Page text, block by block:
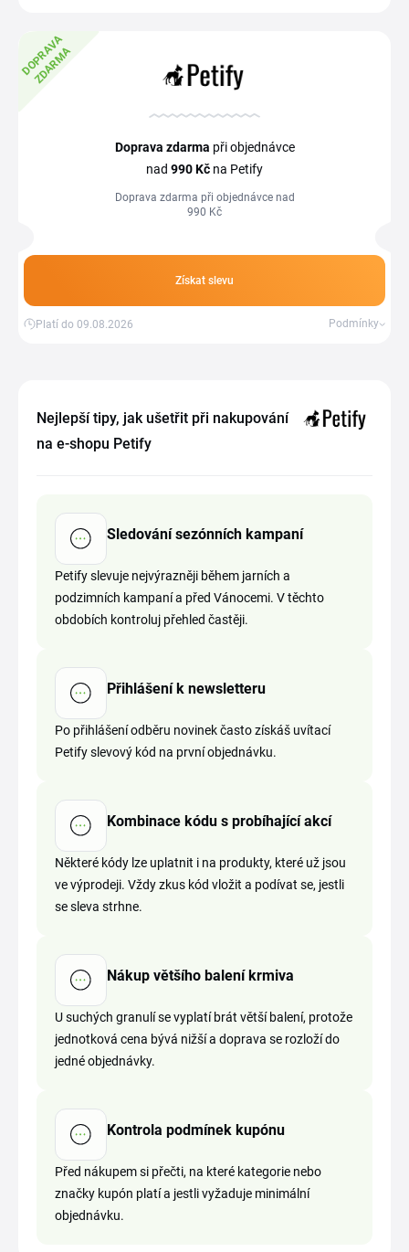
D
O
P
R
A
V
A
Z
D
A
R
M
A
Doprava zdarma při objednávce
nad 990 Kč na Petify
Doprava zdarma při objednávce nad
990 Kč
Získat slevu
Platí do 09.08.2026 Podmínky
Nejlepší tipy, jak ušetřit při nakupování
na e-shopu Petify
Sledování sezónních kampaní
Petify slevuje nejvýrazněji během jarních a
podzimních kampaní a před Vánocemi. V těchto
obdobích kontroluj přehled častěji.
Přihlášení k newsletteru
Po přihlášení odběru novinek často získáš uvítací
Petify slevový kód na první objednávku.
Kombinace kódu s probíhající akcí
Některé kódy lze uplatnit i na produkty, které už jsou
ve výprodeji. Vždy zkus kód vložit a podívat se, jestli
se sleva strhne.
Nákup většího balení krmiva
U suchých granulí se vyplatí brát větší balení, protože
jednotková cena bývá nižší a doprava se rozloží do
jedné objednávky.
Kontrola podmínek kupónu
Před nákupem si přečti, na které kategorie nebo
značky kupón platí a jestli vyžaduje minimální
objednávku.